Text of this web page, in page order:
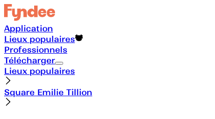
Application
Lieux populaires
Professionnels
Télécharger
Lieux populaires
Square Emilie Tillion